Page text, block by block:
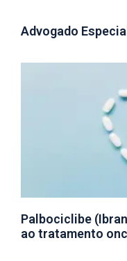
Advogado
Palbociclibe
ao tratamento